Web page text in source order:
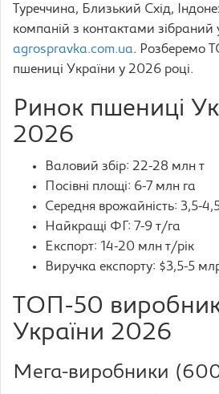
Туреччина, Близький Схід,
компаній з контактами зібраний
agrospravka.com.ua. Розберемо
пшениці України у 2026 році.
Ринок пшениці
2026
Валовий збір: 22-28 млн т
Посівні площі: 6-7 млн га
Середня врожайність: 3,5-
Найкращі ФГ: 7-9 т/га
Експорт: 14-20 млн т/рік
Виручка експорту: $3,5-5
ТОП-50
України 2026
Мега-виробники